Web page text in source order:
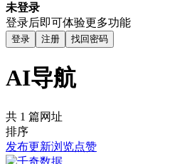
未登录
登录后即可体验更多功能
登录 注册 找回密码
AI导航
共 1 篇网址
排序
发布更新浏览点赞